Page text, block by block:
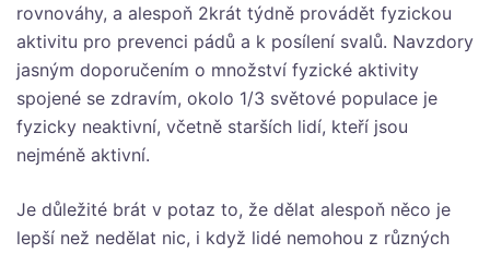
rovnováhy, a alespoň 2krát týdně provádět fyzickou
aktivitu pro prevenci pádů a k posílení svalů. Navzdory
jasným doporučením o množství fyzické aktivity
spojené se zdravím, okolo 1/3 světové populace je
fyzicky neaktivní, včetně starších lidí, kteří jsou
nejméně aktivní.
Je důležité brát v potaz to, že dělat alespoň něco je
lepší než nedělat nic, i když lidé nemohou z různých